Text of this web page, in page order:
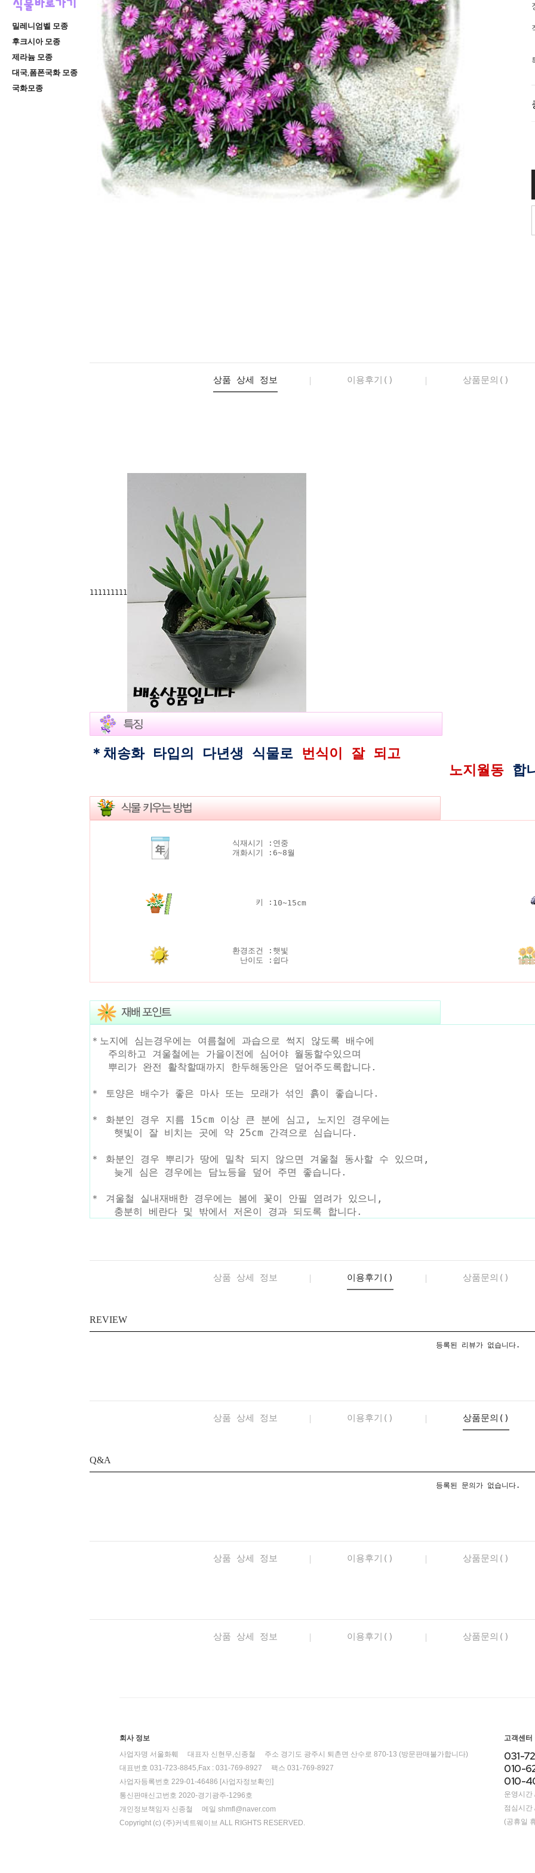
밀레니엄벨 모종
후크시아 모종
제라늄 모종
대국,폼폰국화 모종
국화모종
상품 상세 정보 이용후기() 상품문의()
111111111
＊채송화 타입의 다년생 식물로 번식이 잘 되고
노지월동 합
식재시기 :
개화시기 :
연중
6~8월
키 : 10~15cm
환경조건 :
난이도 :
햇빛
쉽다
＊노지에 심는경우에는 여름철에 과습으로 썩지 않도록 배수에
주의하고 겨울철에는 가을이전에 심어야 월동할수있으며
뿌리가 완전 활착할때까지 한두해동안은 덮어주도록합니다.
＊ 토양은 배수가 좋은 마사 또는 모래가 섞인 흙이 좋습니다.
＊ 화분인 경우 지름 15cm 이상 큰 분에 심고, 노지인 경우에는
햇빛이 잘 비치는 곳에 약 25cm 간격으로 심습니다.
＊ 화분인 경우 뿌리가 땅에 밀착 되지 않으면 겨울철 동사할 수 있으며,
늦게 심은 경우에는 담뇨등을 덮어 주면 좋습니다.
＊ 겨울철 실내재배한 경우에는 봄에 꽃이 안필 염려가 있으니,
충분히 베란다 및 밖에서 저온이 경과 되도록 합니다.
상품 상세 정보 이용후기() 상품문의()
REVIEW
등록된 리뷰가 없습니다.
상품 상세 정보 이용후기() 상품문의()
Q&A
등록된 문의가 없습니다.
상품 상세 정보 이용후기() 상품문의()
상품 상세 정보 이용후기() 상품문의()
회사 정보
사업자명 서울화훼 대표자 신현무,신종철
주소 경기도 광주시 퇴촌면 산수로 870-13 (방문판매불가합니다)
대표번호 031-723-8845,Fax : 031-769-8927
팩스 031-769-8927
사업자등록번호 229-01-46486 [사업자정보확인]
통신판매신고번호 2020-경기광주-1296호
개인정보책임자 신종철
메일 shmfl@naver.com
Copyright (c) (주)커넥트웨이브 ALL RIGHTS RESERVED.
고객센터
031-
010-
010-
운영시간
점심시간
(공휴일